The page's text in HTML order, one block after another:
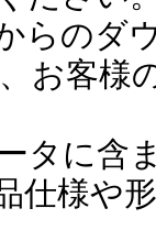
らのダ
お客様
タに含
仕様や